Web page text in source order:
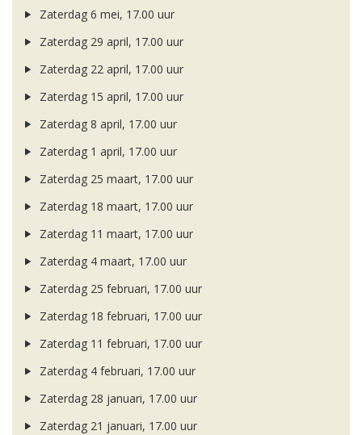
Zaterdag 6 mei, 17.00 uur
Zaterdag 29 april, 17.00 uur
Zaterdag 22 april, 17.00 uur
Zaterdag 15 april, 17.00 uur
Zaterdag 8 april, 17.00 uur
Zaterdag 1 april, 17.00 uur
Zaterdag 25 maart, 17.00 uur
Zaterdag 18 maart, 17.00 uur
Zaterdag 11 maart, 17.00 uur
Zaterdag 4 maart, 17.00 uur
Zaterdag 25 februari, 17.00 uur
Zaterdag 18 februari, 17.00 uur
Zaterdag 11 februari, 17.00 uur
Zaterdag 4 februari, 17.00 uur
Zaterdag 28 januari, 17.00 uur
Zaterdag 21 januari, 17.00 uur